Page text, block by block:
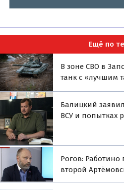
Ещё по
В зоне СВО в
танк с «лучшим
Балицкий
ВСУ и попытках
Рогов: Работино
второй